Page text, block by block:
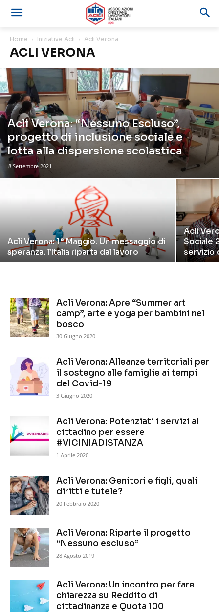
Home Iniziative Acli Acli Verona
ACLI VERONA
Acli Verona: “Nessuno Escluso”,
progetto di inclusione sociale e
lotta alla dispersione scolastica
8 Settembre 2021
Acli Verona: 1° Maggio. Un messaggio di
speranza, l’Italia riparta dal lavoro
Acli
Sociale
servizio
Acli Verona: Apre “Summer art
camp”, arte e yoga per bambini nel
bosco
30 Giugno 2020
Acli Verona: Alleanze territoriali per
il sostegno alle famiglie ai tempi
del Covid-19
3 Giugno 2020
Acli Verona: Potenziati i servizi al
cittadino per essere
#VICINIADISTANZA
1 Aprile 2020
Acli Verona: Genitori e figli, quali
diritti e tutele?
20 Febbraio 2020
Acli Verona: Riparte il progetto
“Nessuno escluso”
28 Agosto 2019
Acli Verona: Un incontro per fare
chiarezza su Reddito di
cittadinanza e Quota 100